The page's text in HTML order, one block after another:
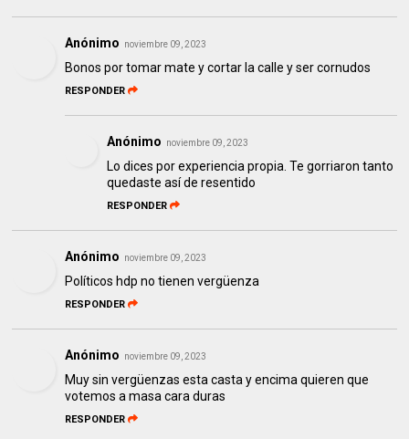
Anónimo noviembre 09, 2023
Bonos por tomar mate y cortar la calle y ser cornudos
RESPONDER
Anónimo noviembre 09, 2023
Lo dices por experiencia propia. Te gorriaron tanto
quedaste así de resentido
RESPONDER
Anónimo noviembre 09, 2023
Políticos hdp no tienen vergüenza
RESPONDER
Anónimo noviembre 09, 2023
Muy sin vergüenzas esta casta y encima quieren que
votemos a masa cara duras
RESPONDER